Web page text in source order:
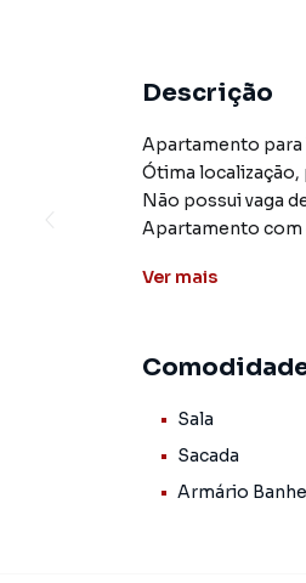
Descrição
Apartamento para
Ótima localização,
Não possui vaga
Apartamento com
Agende sua visita!
Apartamento
Ver mais
Sala
Sacada
Armário